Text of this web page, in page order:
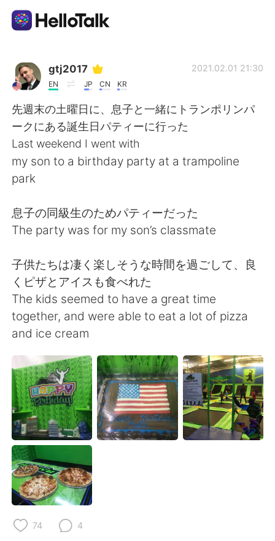
언어 교환 앱
한국어
繁體中文 Español
Deutsch 日本語
Русский ไทย
Indonesia
Türkçe Tiếng Việt
Português
gtj2017
EN JP CN KR
2021.02.01 21:30
先週末の土曜日に、息子と一緒にトランポリンパ
ークにある誕生日パティーに行った
Last weekend I went with
my son to a birthday party at a trampoline
park
息子の同級生のためパティーだった
The party was for my son’s classmate
子供たちは凄く楽しそうな時間を過ごして、良
くピザとアイスも食べれた
The kids seemed to have a great time
together, and were able to eat a lot of pizza
and ice cream
74 4